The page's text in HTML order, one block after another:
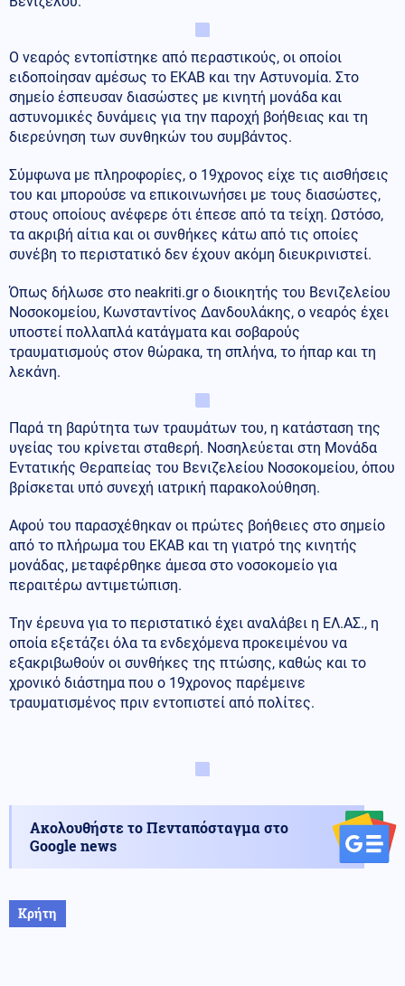
Ο νεαρός εντοπίστηκε από περαστικούς, οι οποίοι
ειδοποίησαν αμέσως το ΕΚΑΒ και την Αστυνομία. Στο
σημείο έσπευσαν διασώστες με κινητή μονάδα και
αστυνομικές δυνάμεις για την παροχή βοήθειας και τη
διερεύνηση των συνθηκών του συμβάντος.
Σύμφωνα με πληροφορίες, ο 19χρονος είχε τις αισθήσεις
του και μπορούσε να επικοινωνήσει με τους διασώστες,
στους οποίους ανέφερε ότι έπεσε από τα τείχη. Ωστόσο,
τα ακριβή αίτια και οι συνθήκες κάτω από τις οποίες
συνέβη το περιστατικό δεν έχουν ακόμη διευκρινιστεί.
Όπως δήλωσε στο neakriti.gr ο διοικητής του Βενιζελείου
Νοσοκομείου, Κωνσταντίνος Δανδουλάκης, ο νεαρός έχει
υποστεί πολλαπλά κατάγματα και σοβαρούς
τραυματισμούς στον θώρακα, τη σπλήνα, το ήπαρ και τη
λεκάνη.
Παρά τη βαρύτητα των τραυμάτων του, η κατάσταση της
υγείας του κρίνεται σταθερή. Νοσηλεύεται στη Μονάδα
Εντατικής Θεραπείας του Βενιζελείου Νοσοκομείου, όπου
βρίσκεται υπό συνεχή ιατρική παρακολούθηση.
Αφού του παρασχέθηκαν οι πρώτες βοήθειες στο σημείο
από το πλήρωμα του ΕΚΑΒ και τη γιατρό της κινητής
μονάδας, μεταφέρθηκε άμεσα στο νοσοκομείο για
περαιτέρω αντιμετώπιση.
Την έρευνα για το περιστατικό έχει αναλάβει η ΕΛ.ΑΣ., η
οποία εξετάζει όλα τα ενδεχόμενα προκειμένου να
εξακριβωθούν οι συνθήκες της πτώσης, καθώς και το
χρονικό διάστημα που ο 19χρονος παρέμεινε
τραυματισμένος πριν εντοπιστεί από πολίτες.
Ακολουθήστε το Πενταπόσταγμα στο
Google news
Κρήτη